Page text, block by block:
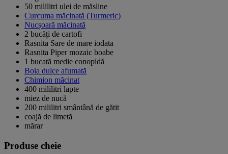
50 mililitri ulei de măsline
Curcuma măcinată (Turmeric)
Nucșoară măcinată
2 bucăți de cartofi
Rasnita Sare de mare iodata
Rasnita Piper mozaic boabe
1 bucată medie conopidă
Boia dulce afumată
Chimion măcinat
400 mililitri lapte
miez de nucă
200 mililitri smântână de gătit
coajă de limetă
mărar
Produse cheie